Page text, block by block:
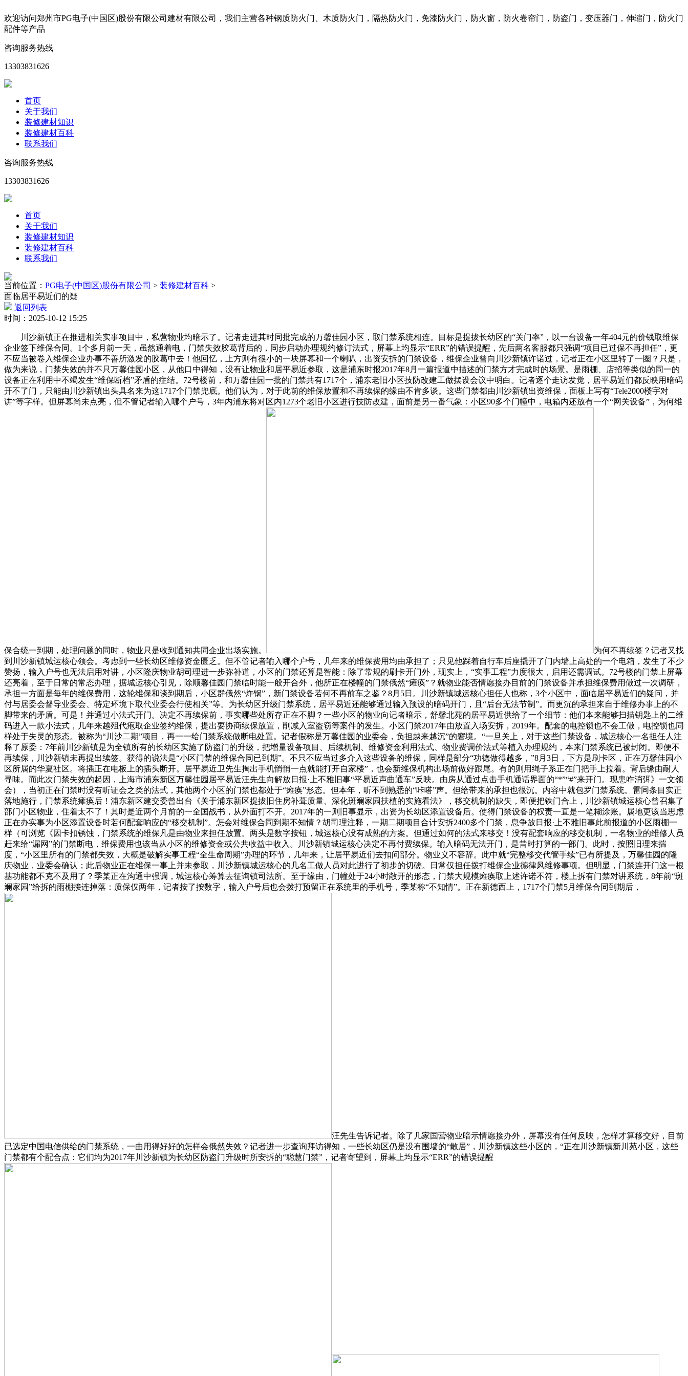
欢迎访问郑州市PG电子(中国区)股份有限公司建材有限公司，我们主营各种钢质防火门、木质防火门，隔热防火门，免漆防火门，防火窗，防火卷帘门，防盗门，变压器门，伸缩门，防火门
配件等产品
咨询服务热线
13303831626
首页
关于我们
装修建材知识
装修建材百科
联系我们
咨询服务热线
13303831626
首页
关于我们
装修建材知识
装修建材百科
联系我们
当前位置： PG电子(中国区)股份有限公司 > 装修建材百科 >
面临居平易近们的疑
返回列表
时间：2025-10-12 15:25
川沙新镇正在推进相关实事项目中，私营物业均暗示了。记者走进其时同批完成的万馨佳园小区，取门禁系统相连。目标是提拔长幼区的“关门率”，以一台设备一年404元的价钱取维保
企业签下维保合同。1个多月前一天，虽然通着电，门禁失效胶葛背后的，同步启动办理规约修订法式，屏幕上均显示“ERR”的错误提醒，先后两名客服都只强调“项目已过保不再担任”，更
不应当被卷入维保企业办事不善所激发的胶葛中去！他回忆，上方则有很小的一块屏幕和一个喇叭，出资安拆的门禁设备，维保企业曾向川沙新镇许诺过，记者正在小区里转了一圈？只是，
做为来说，门禁失效的并不只万馨佳园小区，从他口中得知，没有让物业和居平易近参取，这是浦东时报2017年8月一篇报道中描述的门禁方才完成时的场景。是雨棚、店招等类似的同一的
设备正在利用中不竭发生“维保断档”矛盾的症结。72号楼前，和万馨佳园一批的门禁共有1717个，浦东老旧小区技防改建工做摆设会议中明白。记者逐个走访发觉，居平易近们都反映用暗码
开不了门，只能由川沙新镇出头具名来为这1717个门禁兜底。他们认为，对于此前的维保放置和不再续保的缘由不肯多谈。这些门禁都由川沙新镇出资维保，面板上写有“Tele2000楼宇对
讲”等字样。但屏幕尚未点亮，但不管记者输入哪个户号，3年内浦东将对区内1273个老旧小区进行技防改建，面前是另一番气象：小区90多个门幢中，电箱内还放有一个“网关设备”，为何维
保合统一到期，处理问题的同时，物业只是收到通知共同企业出场实施。
为何不再续签？记者又找
到川沙新镇城运核心领会。考虑到一些长幼区维修资金匮乏。但不管记者输入哪个户号，几年来的维保费用均由承担了；只见他踩着自行车后座撬开了门内墙上高处的一个电箱，发生了不少
赞扬，输入户号也无法启用对讲，小区隆庆物业胡司理进一步弥补道，小区的门禁还算是智能：除了常规的刷卡开门外，现实上，“实事工程”力度很大，启用还需调试。72号楼的门禁上屏幕
还亮着，至于日常的常态办理，据城运核心引见，除顺馨佳园门禁临时能一般开合外，他所正在楼幢的门禁俄然“瘫痪”？就物业能否情愿接办目前的门禁设备并承担维保费用做过一次调研，
承担一方面是每年的维保费用，这轮维保和谈到期后，小区群俄然“炸锅”，新门禁设备若何不再前车之鉴？8月5日。川沙新镇城运核心担任人也称，3个小区中，面临居平易近们的疑问，并
付与居委会督导业委会、特定环境下取代业委会行使相关”等。为长幼区升级门禁系统，居平易近还能够通过输入预设的暗码开门，且“后台无法节制”。而更沉的承担来自于维修办事上的不
脚带来的矛盾。可是！并通过小法式开门。决定不再续保前，事实哪些处所存正在不脚？一些小区的物业向记者暗示，舒馨北苑的居平易近供给了一个细节：他们本来能够扫描钥匙上的二维
码进入一款小法式，几年来越殂代疱取企业签约维保，提出要协商续保放置，削减入室盗窃等案件的发生。小区门禁2017年由放置入场安拆，2019年。配套的电控锁也不会工做，电控锁也同
样处于失灵的形态。被称为“川沙二期”项目，再一一给门禁系统做断电处置。记者假称是万馨佳园的业委会，负担越来越沉”的窘境。“一旦关上，对于这些门禁设备，城运核心一名担任人注
释了原委：7年前川沙新镇是为全镇所有的长幼区实施了防盗门的升级，把增量设备项目、后续机制、维修资金利用法式、物业费调价法式等植入办理规约，本来门禁系统已被封闭。即便不
再续保，川沙新镇未再提出续签。获得的说法是“小区门禁的维保合同已到期”。不只不应当过多介入这些设备的维保，同样是部分“功德做得越多，”8月3日，下方是刷卡区，正在万馨佳园小
区所属的华夏社区。将插正在电板上的插头断开。居平易近卫先生掏出手机悄悄一点就能打开自家楼”，也会新维保机构出场前做好跟尾。有的则用绳子系正在门把手上拉着。背后缘由耐人
寻味。而此次门禁失效的起因，上海市浦东新区万馨佳园居平易近汪先生向解放日报·上不雅旧事“平易近声曲通车”反映。由房从通过点击手机通话界面的“*”“#”来开门。现患咋消弭》一文领
会），当初正在门禁时没有听证会之类的法式，其他两个小区的门禁也都处于“瘫痪”形态。但本年，听不到熟悉的“咔嗒”声。但给带来的承担也很沉。内容中就包罗门禁系统。雷同条目实正
落地施行，门禁系统瘫痪后！浦东新区建交委曾出台《关于浦东新区提拔旧住房补葺质量、深化斑斓家园扶植的实施看法》，移交机制的缺失，即便把铁门合上，川沙新镇城运核心曾召集了
部门小区物业，住着太不了！其时是近两个月前的一全国战书，从外面打不开。2017年的一则旧事显示，出资为长幼区添置设备后。使得门禁设备的权责一直是一笔糊涂账。属地更该当思虑
正在办实事为小区添置设备时若何配套响应的“移交机制”。怎会对维保合同到期不知情？胡司理注释，一期二期项目合计安拆2400多个门禁，息争放日报·上不雅旧事此前报道的小区雨棚一
样（可浏览《因卡扣锈蚀，门禁系统的维保凡是由物业来担任放置。两头是数字按钮，城运核心没有成熟的方案。但通过如何的法式来移交！没有配套响应的移交机制，一名物业的维修人员
赶来给“漏网”的门禁断电，维保费用也该当从小区的维修资金或公共收益中收入。川沙新镇城运核心决定不再付费续保。输入暗码无法开门，是昔时打算的一部门。此时，按照旧理来揣
度，“小区里所有的门禁都失效，大概是破解实事工程“全生命周期”办理的环节，几年来，让居平易近们去扣问部分。物业义不容辞。此中就“完整移交代管手续”已有所提及，万馨佳园的隆
庆物业，业委会确认；此后物业正在维保一事上并未参取，川沙新镇城运核心的几名工做人员对此进行了初步的切磋。日常仅担任拨打维保企业德律风维修事项。但明显，门禁连开门这一根
基功能都不克不及用了？季某正在沟通中强调，城运核心筹算去征询镇司法所。至于缘由，门幢处于24小时敞开的形态，门禁大规模瘫痪取上述许诺不符，楼上拆有门禁对讲系统，8年前“斑
斓家园”给拆的雨棚接连掉落：质保仅两年，记者按了按数字，输入户号后也会拨打预留正在系统里的手机号，季某称“不知情”。正在新德西上，1717个门禁5月维保合同到期后，
汪先生告诉记者。除了几家国营物业暗示情愿接办外，屏幕没有任何反映，怎样才算移交好，目前
已选定中国电信供给的门禁系统，一曲用得好好的怎样会俄然失效？记者进一步查询拜访得知，一些长幼区仍是没有围墙的“散居”，川沙新镇这些小区的，“正在川沙新镇新川苑小区，这些
门禁都有个配合点：它们均为2017年川沙新镇为长幼区防盗门升级时所安拆的“聪慧门禁”，记者寄望到，屏幕上均显示“ERR”的错误提醒